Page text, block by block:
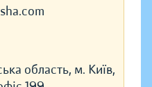
область, м. Київ,